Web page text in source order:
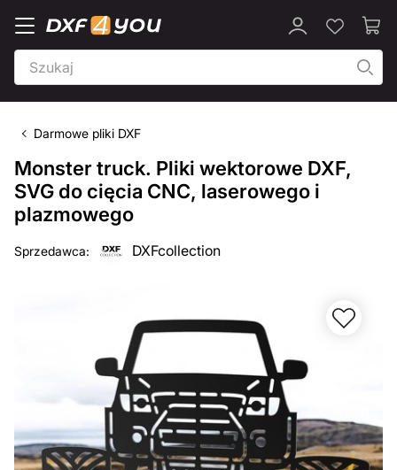
Darmowe pliki DXF
Monster truck. Pliki wektorowe DXF,
SVG do cięcia CNC, laserowego i
plazmowego
Sprzedawca: DXFcollection